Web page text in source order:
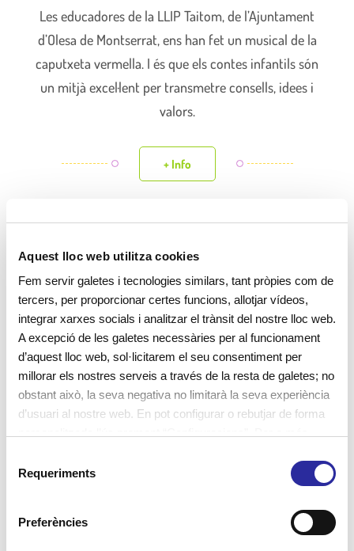
Aquest lloc web utilitza cookies
Fem servir galetes i tecnologies similars, tant pròpies com de
tercers, per proporcionar certes funcions, allotjar vídeos,
integrar xarxes socials i analitzar el trànsit del nostre lloc web.
A excepció de les galetes necessàries per al funcionament
d’aquest lloc web, sol·licitarem el seu consentiment per
millorar els nostres serveis a través de la resta de galetes; no
obstant això, la seva negativa no limitarà la seva experiència
d’usuari al nostre web. En pot configurar o rebutjar de forma
Requeriments
Preferències
Les educadores de la LLIP Taitom, de l’Ajuntament
d’Olesa de Montserrat, ens han fet un musical de la
caputxeta vermella. I és que els contes infantils són
un mitjà excel·lent per transmetre consells, idees i
valors.
+ Info
Ens segueixes?
Recent
La taula de llum: experimentar a les